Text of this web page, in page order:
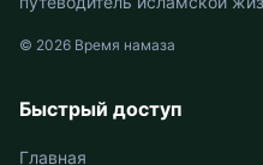
© 2026 Время намаза
Быстрый доступ
Главная